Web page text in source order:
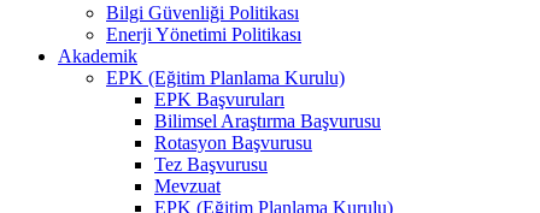
Bilgi Güvenliği Politikası
Enerji Yönetimi Politikası
Akademik
EPK (Eğitim Planlama Kurulu)
EPK Başvuruları
Bilimsel Araştırma Başvurusu
Rotasyon Başvurusu
Tez Başvurusu
Mevzuat
EPK (Eğitim Planlama Kurulu)